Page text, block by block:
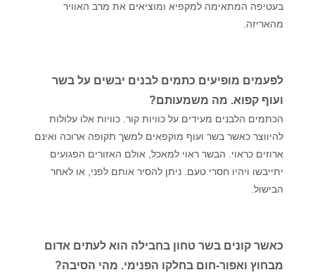
בעטיפה המתאימה למקפיא ומוציאים את מרב האוויר
מהאריזה.
לפעמים מופיעים כתמים לבנים יבשים על בשר
ועוף קפוא. מה משמעותם?
הכתמים הלבנים מעידים על כוויות קור. כוויות אלו עלולות
להיווצר כאשר בשר ועוף מוקפאים למשך תקופה ארוכה ואינם
ארוזים כראוי. הבשר ראוי למאכל, אולם האזורים הפגועים
יתייבשו ויהיו חסרי טעם. ניתן להסיר אותם לפני, או לאחר
הבישול.
כאשר קונים בשר טחון בחבילה הוא לעתים אדום
מבחוץ ואפור-חום בחלקו הפנימי. מהי הסיבה?